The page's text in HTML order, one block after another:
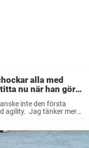
alla med
nu när han gör
inte den första
agility. Jag tänker mer